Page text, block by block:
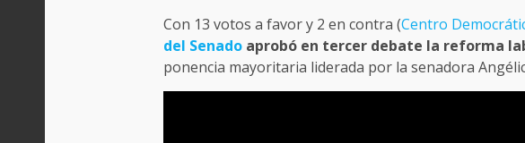
Con 13 votos a favor y 2 en contra (Centro
del Senadoaprobó en tercer debate la reforma
ponencia mayoritaria liderada por la senadora